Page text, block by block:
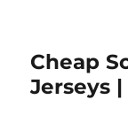
Cheap
Jerseys